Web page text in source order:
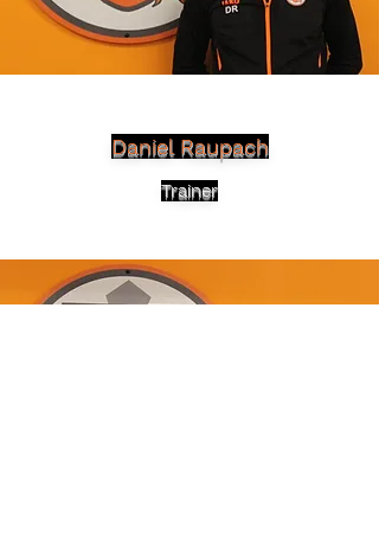
​Daniel Raupach
Trainer